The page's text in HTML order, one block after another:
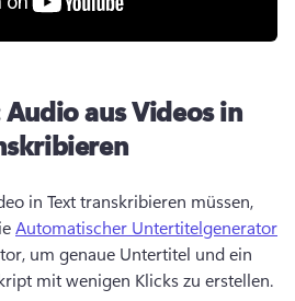
Audio aus Videos in
in Text transkribieren müssen,
Automatischer Untertitelgenerator
um genaue Untertitel und ein
mit wenigen Klicks zu erstellen.